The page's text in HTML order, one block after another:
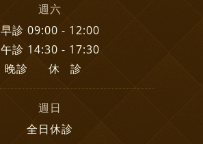
週六
早診 09:00 - 12:00
午診 14:30 - 17:30
晚診 休 診
週日
全日休診